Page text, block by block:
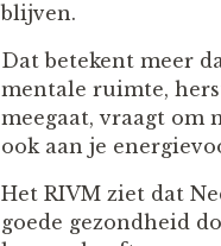
blijven.
Dat betekent meer
mentale ruimte,
meegaat, vraagt om
ook aan je
Het RIVM ziet dat
goede gezondheid